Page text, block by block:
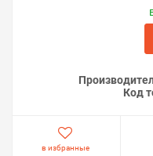
Код
в избранные